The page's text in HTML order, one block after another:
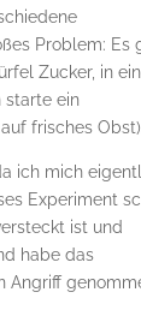
Problem: Es
Zucker, in
starte ein
frisches
ich mich
Experiment
ist und
habe das
Angriff